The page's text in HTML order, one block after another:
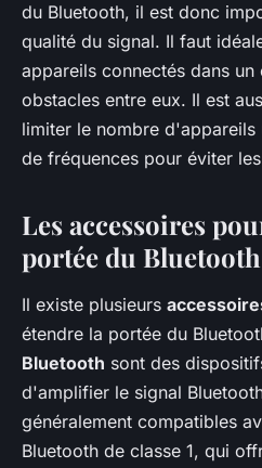
du Bluetooth, il est donc
qualité du signal. Il faut
appareils connectés dans un
obstacles entre eux. Il est
limiter le nombre d'appareils
de fréquences pour éviter
Les accessoires
portée du Bluetooth
Il existe plusieurs
étendre la portée du
Bluetooth sont des
d'amplifier le signal
généralement compatibles
Bluetooth de classe 1, qui